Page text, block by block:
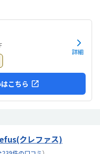
値を感じています。子ども
グに興味を持って自分から
で安心してお任せできま
詳細
こちら
クレファス)